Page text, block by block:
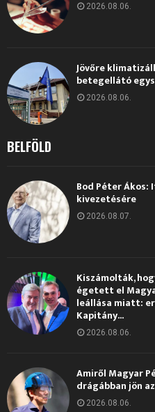
2026.08.06.
Jövőre
betegellátó
2026.08.06.
BELFÖLD
Bod Péter
kivezetésére
2026.08.07.
Kiszámolták,
égetett el
leállása miatt:
Kapitány...
2026.08.06.
Amiről Magyar
drágábban jön
2026.08.06.